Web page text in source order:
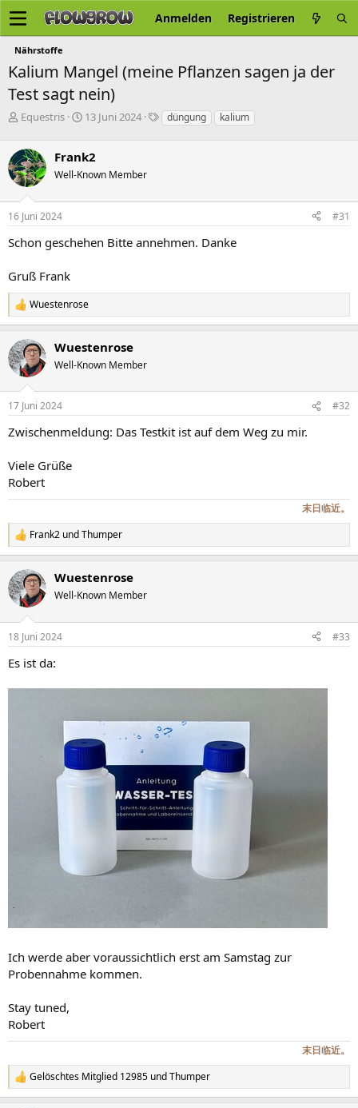
Anmelden Registrieren
Nährstoffe
Kalium Mangel (meine Pflanzen sagen ja der
Test sagt nein)
E
t
e
l
l
e
r
Equestris
E
t
e
l
a
m
13 Juni 2024
S
w
r
t
düngung kalium
Frank2
Well-Known Member
16 Juni 2024 #31
Schon geschehen Bitte annehmen. Danke
Gruß Frank
R
e
k
t
i
e
:
Wuestenrose
Wuestenrose
Well-Known Member
17 Juni 2024 #32
Zwischenmeldung: Das Testkit ist auf dem Weg zu mir.
Viele Grüße
Robert
末日临近。
R
e
k
t
i
e
:
Frank2 undThumper
Wuestenrose
Well-Known Member
18 Juni 2024 #33
Es ist da:
Ich werde aber voraussichtlich erst am Samstag zur
Probennahme kommen.
Stay tuned,
Robert
末日临近。
R
e
Gelöschtes Mitglied 12985 undThumper